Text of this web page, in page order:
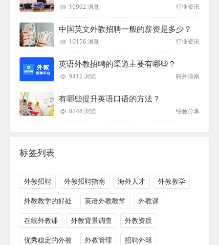
10992 浏览 行业资讯
中国英文外教招聘一般的薪资是多少？
10156 浏览 行业资讯
英语外教招聘的渠道主要有哪些？
9412 浏览 聘外指南
有哪些提升英语口语的方法？
8244 浏览 经验分享
标签列表
外教招聘 外教招聘指南 海外人才 外教教学
外教教学的好处 英语外教教学 外教课
在线外教课 外教背景调查 外教资质
优秀稳定的外教 外教管理 招聘外籍